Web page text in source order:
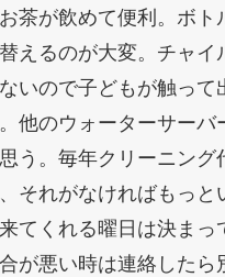
茶が飲めて便利。ボト
えるのが大変。チャイ
いので子どもが触って
他のウォーターサーバ
う。毎年クリーニング
それがなければもっと
てくれる曜日は決まっ
が悪い時は連絡したら